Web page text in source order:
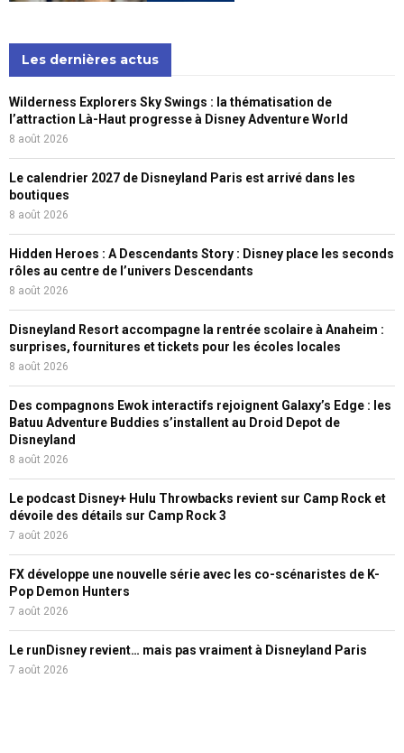
Les dernières actus
Wilderness Explorers Sky Swings : la thématisation de
l’attraction Là-Haut progresse à Disney Adventure World
8 août 2026
Le calendrier 2027 de Disneyland Paris est arrivé dans les
boutiques
8 août 2026
Hidden Heroes : A Descendants Story : Disney place les seconds
rôles au centre de l’univers Descendants
8 août 2026
Disneyland Resort accompagne la rentrée scolaire à Anaheim :
surprises, fournitures et tickets pour les écoles locales
8 août 2026
Des compagnons Ewok interactifs rejoignent Galaxy’s Edge : les
Batuu Adventure Buddies s’installent au Droid Depot de
Disneyland
8 août 2026
Le podcast Disney+ Hulu Throwbacks revient sur Camp Rock et
dévoile des détails sur Camp Rock 3
7 août 2026
FX développe une nouvelle série avec les co-scénaristes de K-
Pop Demon Hunters
7 août 2026
Le runDisney revient… mais pas vraiment à Disneyland Paris
7 août 2026